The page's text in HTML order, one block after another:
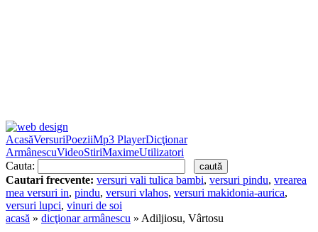
AcasăVersuriPoeziiMp3 PlayerDicţionar
ArmânescuVideoStiriMaximeUtilizatori
Cauta:
Cautari frecvente: versuri vali tulica bambi, versuri pindu, vrearea
mea versuri in, pindu, versuri vlahos, versuri makidonia-aurica,
versuri lupci, vinuri de soi
acasă » dicţionar armânescu » Adiljiosu, Vârtosu